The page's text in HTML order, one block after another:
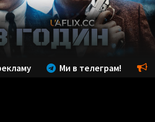
Ми в телеграм!